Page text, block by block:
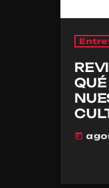
QUÉ
today